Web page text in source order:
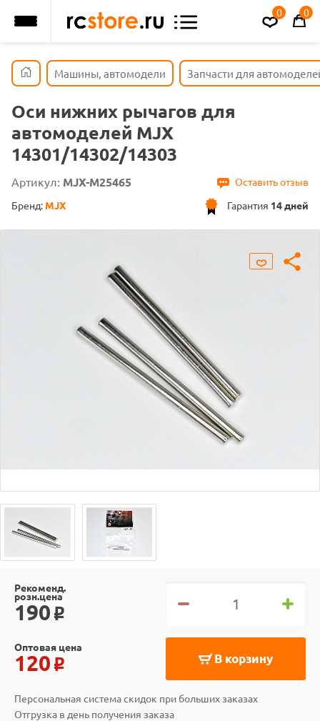
0 0
Машины, автомодели Запчасти для
Оси нижних рычагов для
автомоделей MJX
14301/14302/14303
Артикул: MJX-M25465
Оставить отзыв
Гарантия 14 дней
Бренд: MJX
Рекоменд.
розн.цена
190 o
В корзину
Оптовая цена
120 o
Персональная система скидок при больших заказах
Отгрузка в день получения заказа